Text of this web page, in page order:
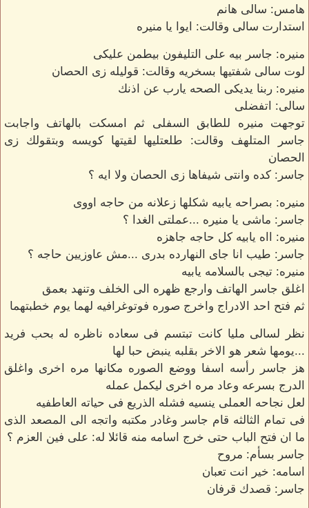
هامس: سالى هانم
استدارت سالى وقالت: ايوا يا منيره
منيره: جاسر بيه على التليفون بيطمن عليكى
لوت سالى شفتيها بسخريه وقالت: قوليله زى الحصان
منيره: ربنا يديكى الصحه يارب عن اذنك
سالى: اتفضلى
توجهت منيره للطابق السفلى ثم امسكت بالهاتف واجابت
جاسر المتلهف وقالت: طلعتليها لقيتها كويسه وبتقولك زى
الحصان
جاسر: كده وانتى شيفاها زى الحصان ولا ايه ؟
منيره: بصراحه يابيه شكلها زعلانه من حاجه اووى
جاسر: ماشى يا منيره ...عملتى الغدا ؟
منيره: ااه يابيه كل حاجه جاهزه
جاسر: طيب انا جاى النهارده بدرى ...مش عاوزيين حاجه ؟
منيره: تيجى بالسلامه يابيه
اغلق جاسر الهاتف وارجع ظهره الى الخلف وتنهد بعمق
ثم فتح احد الادراج واخرج صوره فوتوغرافيه لهما يوم خطبتهما
نظر لسالى مليا كانت تبتسم فى سعاده ناظره له بحب فريد
...يومها شعر هو الاخر بقلبه ينبض حبا لها
هز جاسر رأسه اسفا ووضع الصوره مكانها مره اخرى واغلق
الدرج بسرعه وعاد مره اخرى ليكمل عمله
لعل نجاحه العملى ينسيه فشله الذريع فى حياته العاطفيه
فى تمام الثالثه قام جاسر وغادر مكتبه واتجه الى المصعد الذى
ما ان فتح الباب حتى خرج اسامه منه قائلا له: على فين العزم ؟
جاسر بسأم: مروح
اسامه: خير انت تعبان
جاسر: قصدك قرفان